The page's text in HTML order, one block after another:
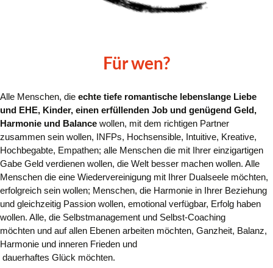
Für wen?
Alle Menschen, die echte tiefe romantische lebenslange Liebe
und EHE, Kinder, einen erfüllenden Job und genügend Geld,
Harmonie und Balance wollen, mit dem richtigen Partner
zusammen sein wollen, INFPs, Hochsensible, Intuitive, Kreative,
Hochbegabte, Empathen; alle Menschen die mit Ihrer einzigartigen
Gabe Geld verdienen wollen, die Welt besser machen wollen. Alle
Menschen die eine Wiedervereinigung mit Ihrer Dualseele möchten,
erfolgreich sein wollen; Menschen, die Harmonie in Ihrer Beziehung
und gleichzeitig Passion wollen, emotional verfügbar, Erfolg haben
wollen. Alle, die Selbstmanagement und Selbst-Coaching
möchten und auf allen Ebenen arbeiten möchten, Ganzheit, Balanz,
Harmonie und inneren Frieden und
dauerhaftes Glück möchten.